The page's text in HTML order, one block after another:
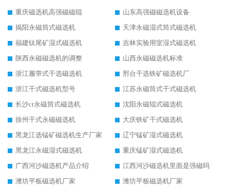
重庆磁选机高强磁磁辊
山东高强磁磁选机设备
揭阳永磁筒式磁选机
天津永磁湿式筒式磁选机
福建钛尾矿湿式磁选机
吉林实验用室湿式磁选机
陕西永磁磁选机的调整
山西永磁磁选机标准
浙江履带式干选磁选机
邢台干选铁矿磁选机厂
浙江干式磁选机型号
江苏永磁筒式干式磁选机
长沙ct永磁筒式磁选机
沈阳永磁辊式磁选机
徐州干式永磁磁选机
大庆铁矿干式磁选机
黑龙江选锰矿磁选机生产厂家
辽宁锰矿湿式磁选机
黑龙江永磁湿式磁选机
重庆锰矿湿式磁选机
广西河沙磁选机产品介绍
江西河沙磁选机里面是强磁吗
潍坊平板磁选机厂家
潍坊平板磁选机厂家